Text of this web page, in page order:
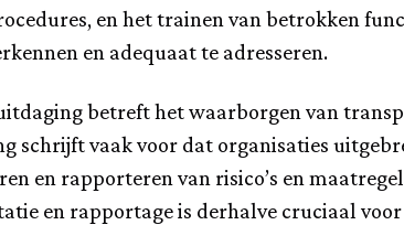
en het trainen van betrokken
en adequaat te adresseren.
betreft het waarborgen van
schrijft vaak voor dat organisaties
en rapporteren van risico’s en
en rapportage is derhalve cruciaal